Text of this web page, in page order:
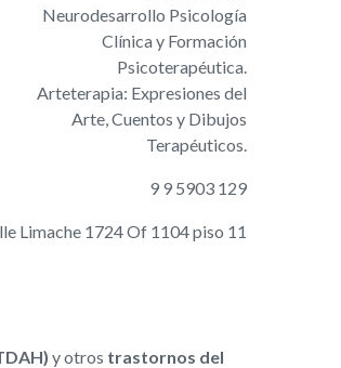
Neurodesarrollo Psicología
Clínica y Formación
Psicoterapéutica.
Arteterapia: Expresiones del
Arte, Cuentos y Dibujos
Terapéuticos.
9 9 5903 129
Limache 1724 Of 1104 piso 11
y otros trastornos del